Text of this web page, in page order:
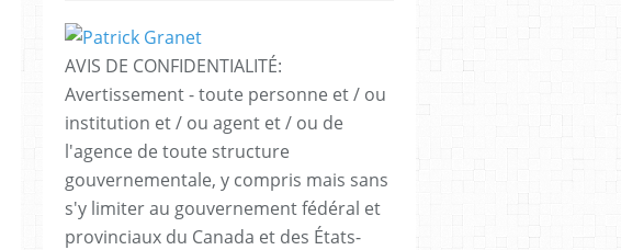
AVIS DE CONFIDENTIALITÉ:
Avertissement - toute personne et / ou
institution et / ou agent et / ou de
l'agence de toute structure
gouvernementale, y compris mais sans
s'y limiter au gouvernement fédéral et
provinciaux du Canada et des États-